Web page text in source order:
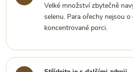
Velké množství zbytečně
selenu. Para ořechy nejsou
koncentrované porci.